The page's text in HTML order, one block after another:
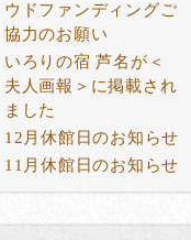
ウドファンディングご
協力のお願い
いろりの宿 芦名が＜
夫人画報＞に掲載され
ました
12月休館日のお知らせ
11月休館日のお知らせ